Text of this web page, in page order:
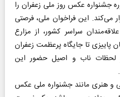
جشنواره عکس روز ملی زعفران را
ماه برگزار می‌کند. این فراخوان ملی، فرصتی
سراسر کشور، از مزارع
تا جایگاه پرعظمت زعفران
لحظات ناب و اصیل حضور این
و هنری مانند جشنواره ملی عکس